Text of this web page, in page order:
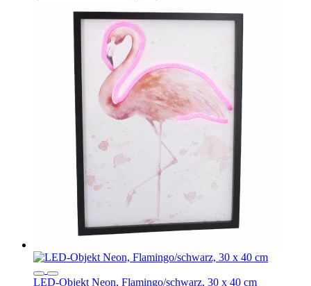
LED-Objekt Neon, Flamingo/schwarz, 30 x 40 cm